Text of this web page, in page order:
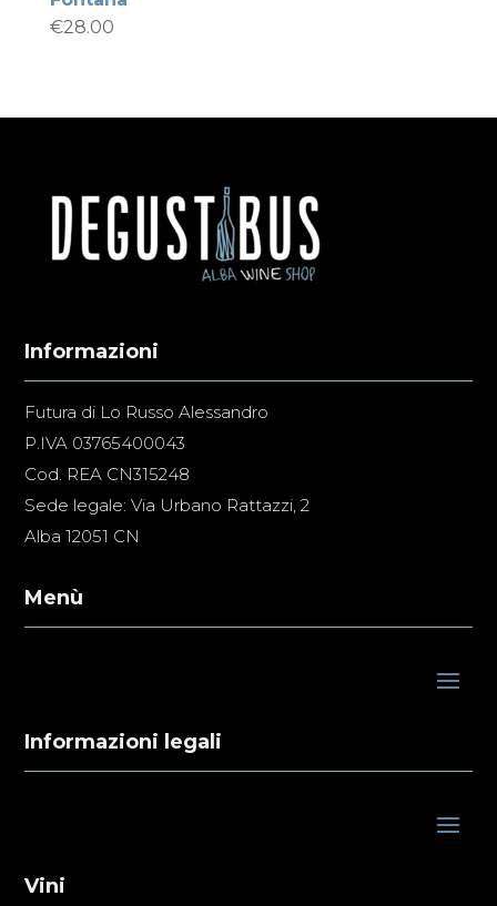
€28.00
Informazioni
Futura di Lo Russo Alessandro
P.IVA 03765400043
Cod. REA CN315248
Sede legale: Via Urbano Rattazzi, 2
Alba 12051 CN
Menù
Informazioni legali
Vini